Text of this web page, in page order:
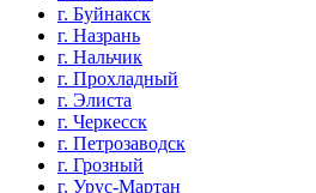
г. Буйнакск
г. Назрань
г. Нальчик
г. Прохладный
г. Элиста
г. Черкесск
г. Петрозаводск
г. Грозный
г. Урус-Мартан